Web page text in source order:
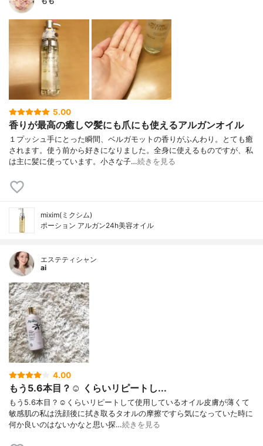
5.00
香りが最高の癒し♡髪にも爪にも使えるアルガンオイル
１プッシュ手にとった瞬間、ベルガモットの香りがふんわり。とても癒
されます。使う前から好きになりました。全身に使えるものですが、私
は主に髪に使っています。小さな子…続きを見る
mixim(ミクシム)
ポーション アルガン24h美容オイル
エステティシャン
ai
4.00
もう5.6本目？☺️ くらいリピートし...
もう5.6本目？☺️くらいリピートして使用しているオイル皮膚が薄くて
敏感肌の私は洗顔後に拭き取るタオルの摩擦ですら気になっていた時に
何か良いのはないかなと思い探…続きを見る